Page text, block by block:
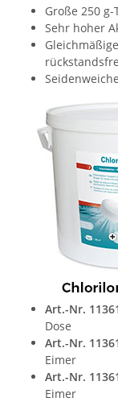
Große 250
Sehr hoher
Art.-Nr.
Dose
Art.-Nr.
Eimer
Art.-Nr.
Eimer